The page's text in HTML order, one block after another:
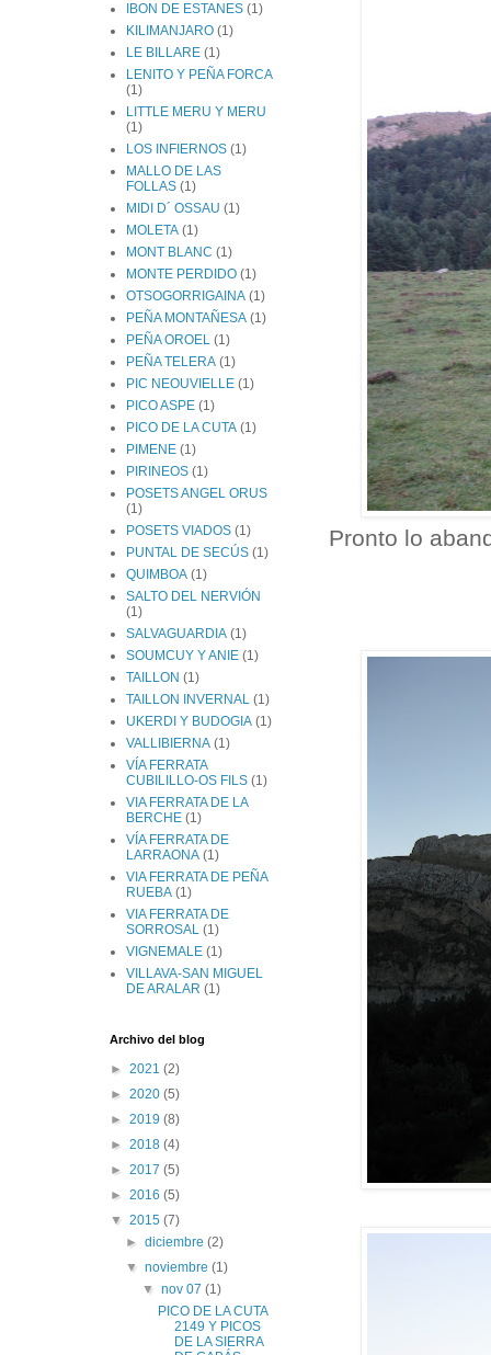
Pronto lo
IBON DE ESTANES (1)
KILIMANJARO (1)
LE BILLARE (1)
LENITO Y PEÑA FORCA
(1)
LITTLE MERU Y MERU
(1)
LOS INFIERNOS (1)
MALLO DE LAS
FOLLAS (1)
MIDI D´ OSSAU (1)
MOLETA (1)
MONT BLANC (1)
MONTE PERDIDO (1)
OTSOGORRIGAINA (1)
PEÑA MONTAÑESA (1)
PEÑA OROEL (1)
PEÑA TELERA (1)
PIC NEOUVIELLE (1)
PICO ASPE (1)
PICO DE LA CUTA (1)
PIMENE (1)
PIRINEOS (1)
POSETS ANGEL ORUS
(1)
POSETS VIADOS (1)
PUNTAL DE SECÚS (1)
QUIMBOA (1)
SALTO DEL NERVIÓN
(1)
SALVAGUARDIA (1)
SOUMCUY Y ANIE (1)
TAILLON (1)
TAILLON INVERNAL (1)
UKERDI Y BUDOGIA (1)
VALLIBIERNA (1)
VÍA FERRATA
CUBILILLO-OS FILS (1)
VIA FERRATA DE LA
BERCHE (1)
VÍA FERRATA DE
LARRAONA (1)
VIA FERRATA DE PEÑA
RUEBA (1)
VIA FERRATA DE
SORROSAL (1)
VIGNEMALE (1)
VILLAVA-SAN MIGUEL
DE ARALAR (1)
Archivo del blog
► 2021 (2)
► 2020 (5)
► 2019 (8)
► 2018 (4)
► 2017 (5)
► 2016 (5)
▼ 2015 (7)
►diciembre(2)
▼noviembre(1)
▼ nov 07 (1)
PICO DE LA CUTA
2149 Y PICOS
DE LA SIERRA